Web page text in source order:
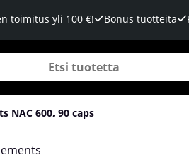
toimitus yli 100 €! Bonus tuotteita
NAC 600, 90 caps